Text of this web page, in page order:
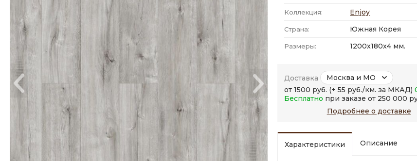
Коллекция: Enjoy
Страна: Южная Корея
Размеры: 1200x180x4 мм.
Доставка
Москва и МО
от 1500 руб. (+ 55 руб./км. за МКАД)
Бесплатно при заказе от 250 000
Подробнее о доставке
Характеристики Описание